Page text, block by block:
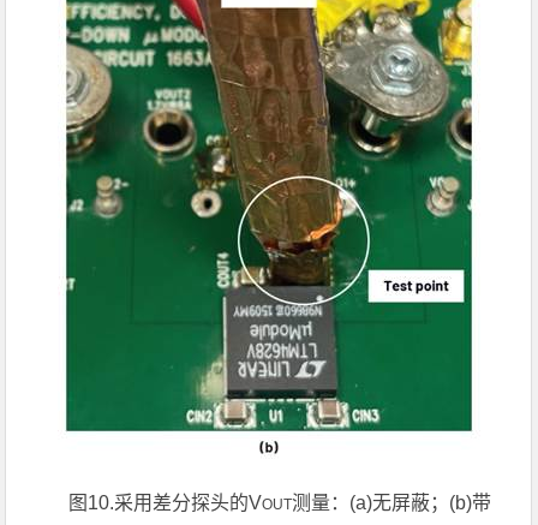
图 10.采用差分探头的VOUT测量： (a)无屏蔽； (b)带